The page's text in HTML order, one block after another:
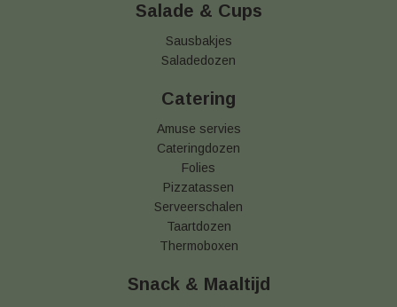
Salade & Cups
Sausbakjes
Saladedozen
Catering
Amuse servies
Cateringdozen
Folies
Pizzatassen
Serveerschalen
Taartdozen
Thermoboxen
Snack & Maaltijd